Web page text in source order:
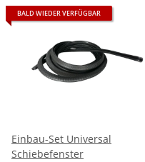
BALD WIEDER VERFÜGBAR
Einbau-Set Universal
Schiebefenster